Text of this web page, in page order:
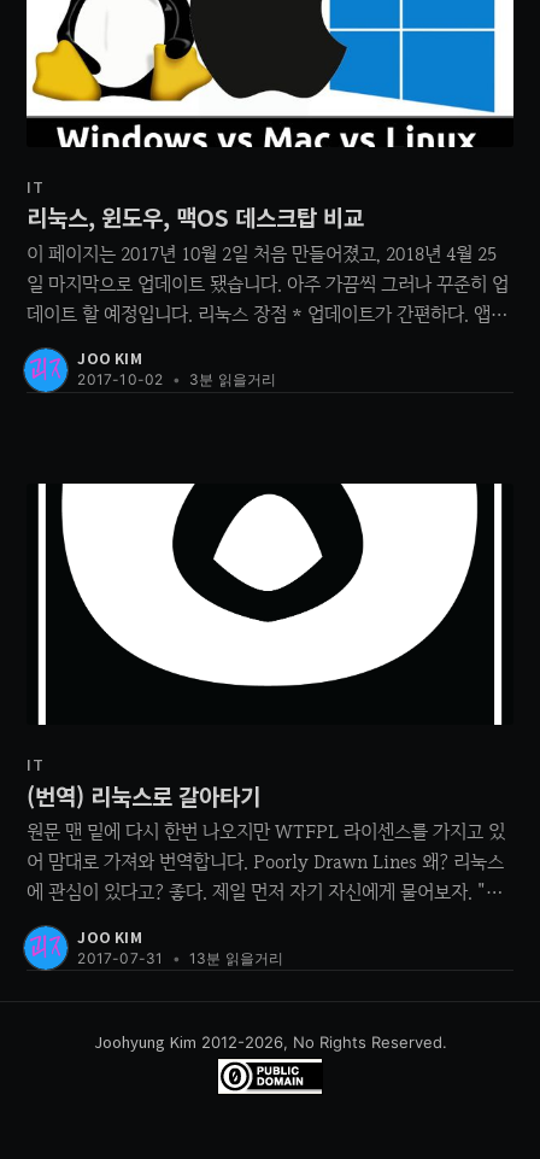
IT
리눅스, 윈도우, 맥OS 데스크탑 비교
이 페이지는 2017년 10월 2일 처음 만들어졌고, 2018년 4월 25
일 마지막으로 업데이트 됐습니다. 아주 가끔씩 그러나 꾸준히 업
데이트 할 예정입니다. 리눅스 장점 * 업데이트가 간편하다. 앱마
다 따로 업데이트 해 줄 필요 없이 패키지매니저 하나로 거의 모
든게 해결 가능하다. 커널 업데이트 후에도 재부팅이 강제되지 않
JOO KIM
2017-10-02 • 3분 읽을거리
IT
(번역) 리눅스로 갈아타기
원문 맨 밑에 다시 한번 나오지만 WTFPL 라이센스를 가지고 있
어 맘대로 가져와 번역합니다. Poorly Drawn Lines 왜? 리눅스
에 관심이 있다고? 좋다. 제일 먼저 자기 자신에게 물어보자. "나
는 왜 리눅스를 쓰고 싶은가?" * 윈도우에 학을 떼고 지쳐서, 뭔
가 다른걸 쓰고 싶어서? * 리눅스 커뮤니티에 기여하고 싶어서?
JOO KIM
2017-07-31 • 13분 읽을거리
Joohyung Kim 2012-2026, No Rights Reserved.